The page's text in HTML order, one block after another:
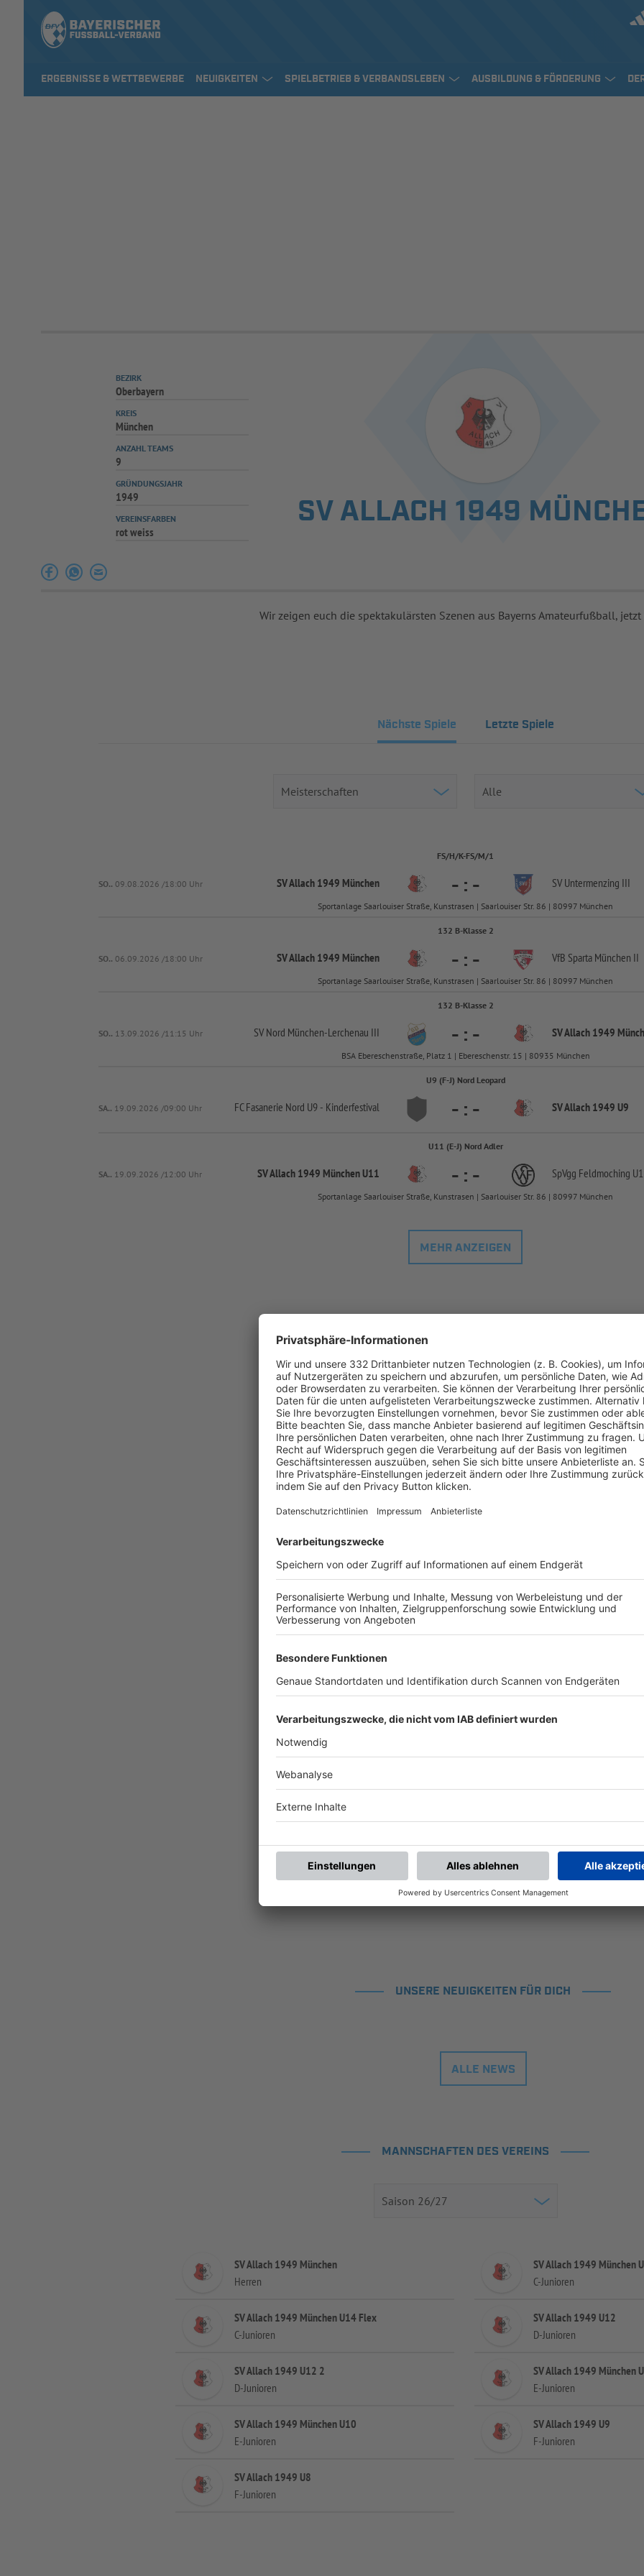
ERGEBNISSE & WETTBEWERBE NEUIGKEITEN SPIELBETRIEB & VERBANDSLEBEN AUSBILDUNG & FÖRDERUNG
SV ALLACH 1949
BEZIRK
Oberbayern
KREIS
München
ANZAHL TEAMS
9
GRÜNDUNGSJAHR
1949
VEREINSFARBEN
rot weiss
Wir zeigen euch die spektakulärsten Szenen aus Bayerns Amateurfußball,
Nächste Spiele Letzte Spiele
FS/H/K-FS/M/1
SO.. 09.08.2026 /18:00 Uhr SV Allach 1949 München - : - SV Untermenzing III
Sportanlage Saarlouiser Straße, Kunstrasen | Saarlouiser Str. 86 | 80997 München
132 B-Klasse 2
SO.. 06.09.2026 /18:00 Uhr SV Allach 1949 München - : - VfB Sparta München II
Sportanlage Saarlouiser Straße, Kunstrasen | Saarlouiser Str. 86 | 80997 München
132 B-Klasse 2
SO.. 13.09.2026 /11:15 Uhr SV Nord München-Lerchenau III - : - SV Allach 1949
BSA Ebereschenstraße, Platz 1 | Ebereschenstr. 15 | 80935 München
U9 (F-J) Nord Leopard
SA.. 19.09.2026 /09:00 Uhr FC Fasanerie Nord U9 - Kinderfestival - : - SV Allach 1949 U9
U11 (E-J) Nord Adler
SA.. 19.09.2026 /12:00 Uhr SV Allach 1949 München U11 - : - SpVgg Feldmoching
Sportanlage Saarlouiser Straße, Kunstrasen | Saarlouiser Str. 86 | 80997 München
MEHR ANZEIGEN
BFV-Widget generieren
Aktuelle Ansicht als
Ganz einfach mit den BFV-
Widgets.
Vereinsspielplan
Alle künftigen Spiele des
als PDF öffnen.
UNSERE NEUIGKEITEN FÜR DICH
ALLE NEWS
MANNSCHAFTEN DES VEREINS
SV Allach 1949 München
Herren
SV Allach 1949 München
C-Junioren
SV Allach 1949 München U14 Flex
C-Junioren
SV Allach 1949 U12
D-Junioren
SV Allach 1949 U12 2
D-Junioren
SV Allach 1949 München
E-Junioren
SV Allach 1949 München U10
E-Junioren
SV Allach 1949 U9
F-Junioren
SV Allach 1949 U8
F-Junioren